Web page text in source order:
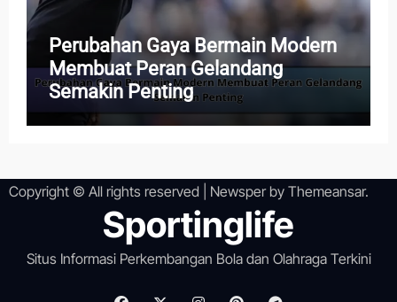
Perubahan Gaya Bermain Modern
Membuat Peran Gelandang
Semakin Penting
Copyright © All rights reserved Newsperby Themeansar.
Sportinglife
Situs Informasi Perkembangan Bola dan Olahraga Terkini